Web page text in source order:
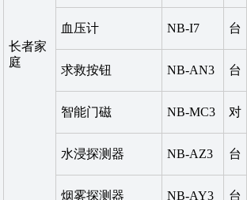
长者家
庭
血压计 NB-I7 台
求救按钮 NB-AN3 台
智能门磁 NB-MC3 对
水浸探测器 NB-AZ3 台
烟雾探测器 NB-AY3 台